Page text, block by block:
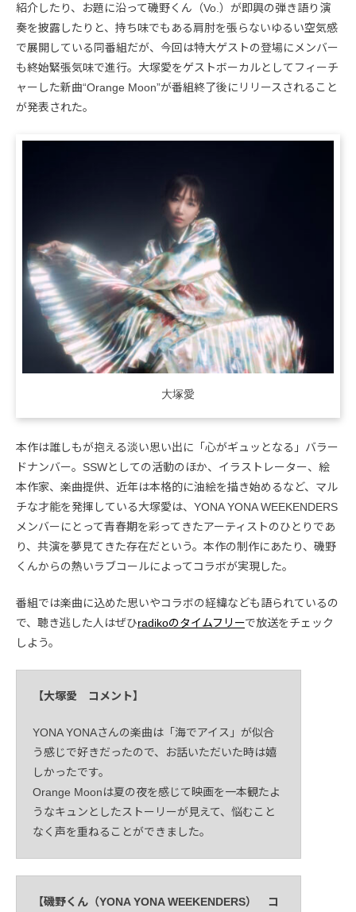
紹介したり、お題に沿って磯野くん（Vo.）が即興の弾き語り演
奏を披露したりと、持ち味でもある肩肘を張らないゆるい空気感
で展開している同番組だが、今回は特大ゲストの登場にメンバー
も終始緊張気味で進行。大塚愛をゲストボーカルとしてフィーチ
ャーした新曲“Orange Moon”が番組終了後にリリースされること
が発表された。
大塚愛
本作は誰しもが抱える淡い思い出に「心がギュッとなる」バラー
ドナンバー。SSWとしての活動のほか、イラストレーター、絵
本作家、楽曲提供、近年は本格的に油絵を描き始めるなど、マル
チな才能を発揮している大塚愛は、YONA YONA WEEKENDERS
メンバーにとって青春期を彩ってきたアーティストのひとりであ
り、共演を夢見てきた存在だという。本作の制作にあたり、磯野
くんからの熱いラブコールによってコラボが実現した。
番組では楽曲に込めた思いやコラボの経緯なども語られているの
で、聴き逃した人はぜひradikoのタイムフリーで放送をチェック
しよう。
【大塚愛 コメント】
YONA YONAさんの楽曲は「海でアイス」が似合
う感じで好きだったので、お話いただいた時は嬉
しかったです。
Orange Moonは夏の夜を感じて映画を一本観たよ
うなキュンとしたストーリーが見えて、悩むこと
なく声を重ねることができました。
【磯野くん（YONA YONA WEEKENDERS） コ